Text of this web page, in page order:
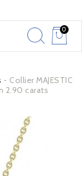
0
Collier MAJESTIC
2.90 carats